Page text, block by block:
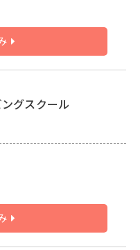
グスクール